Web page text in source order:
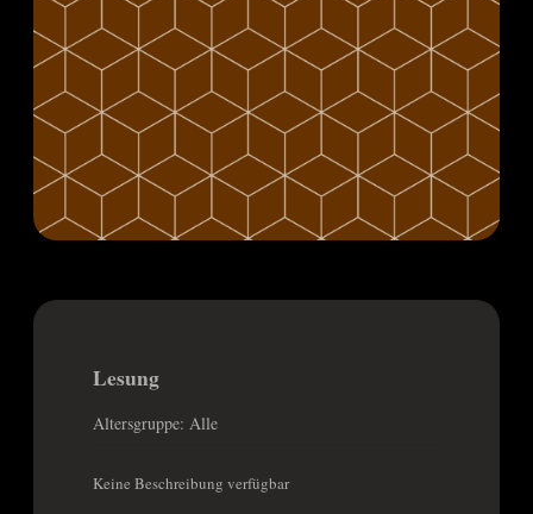
Lesung
Altersgruppe: Alle
Keine Beschreibung verfügbar